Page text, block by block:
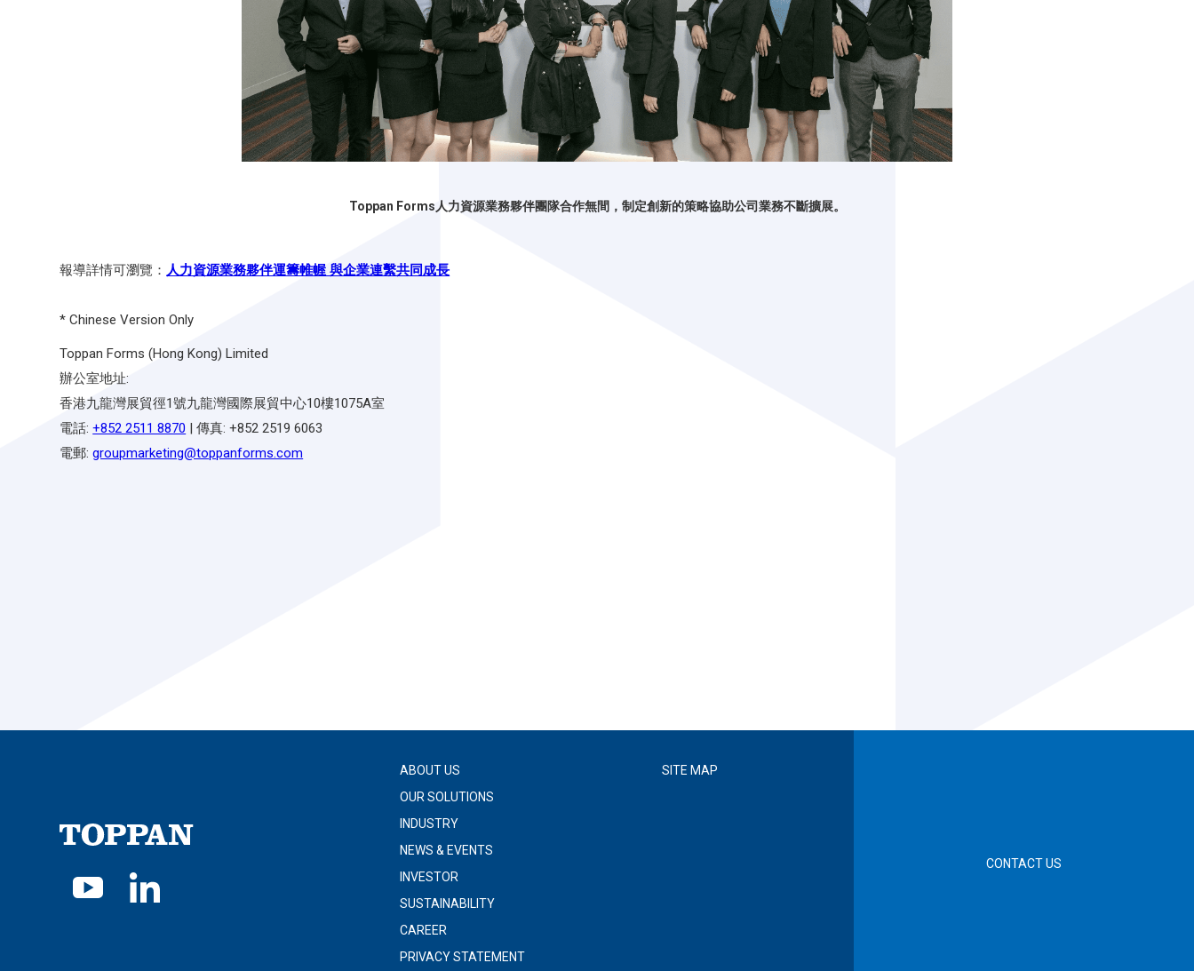
Toppan Forms人力資源業務夥伴團隊合作無間，制定創新的策略協助公司業務不斷擴展。
報導詳情可瀏覽： 人力資源業務夥伴運籌帷幄 與企業連繫共同成長
* Chinese Version Only
Toppan Forms (Hong Kong) Limited
辦公室地址:
香港九龍灣展貿徑1號九龍灣國際展貿中心10樓1075A室
電話:+852 2511 8870 | 傳真: +852 2519 6063
電郵:groupmarketing@toppanforms.com
ABOUT US
OUR SOLUTIONS
INDUSTRY
NEWS & EVENTS
INVESTOR
SUSTAINABILITY
CAREER
PRIVACY STATEMENT
SITE MAP
CONTACT US